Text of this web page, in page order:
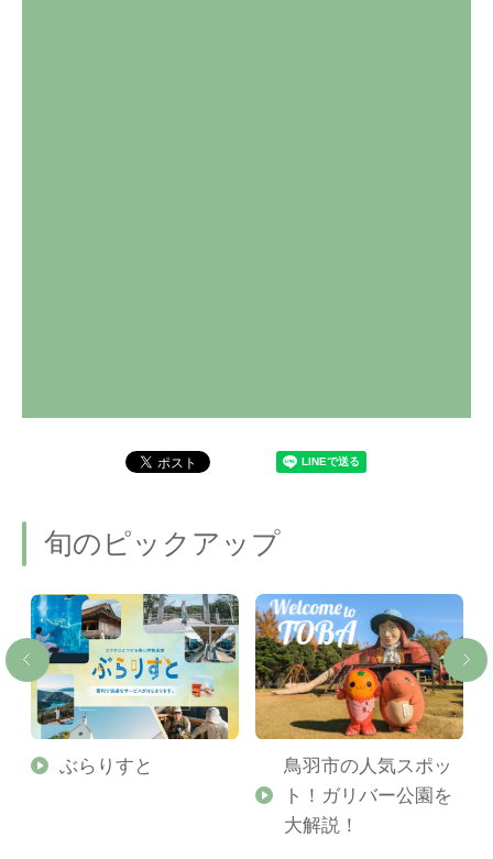
旬のピックアップ
ぶらりすと
鳥羽市の人気スポッ
ト！ガリバー公園を
大解説！